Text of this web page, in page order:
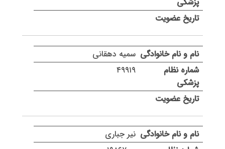
سمیه دهقانی
۴۹۹۱۹
نیر جباری